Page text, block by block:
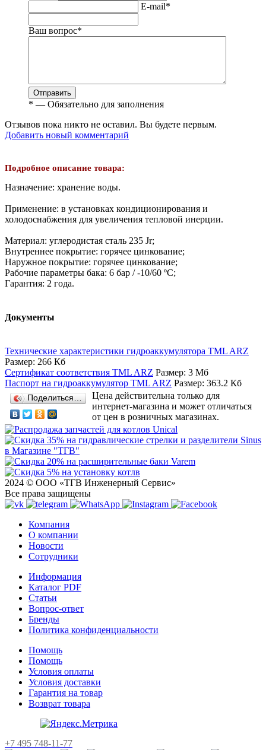
E-mail*
Ваш вопрос*
Отправить
* — Обязательно для заполнения
Отзывов пока никто не оставил. Вы будете первым.
Добавить новый комментарий
Подробное описание товара:
Назначение: хранение воды.
Применение: в установках кондиционирования и
холодоснабжения для увеличения тепловой инерции.
Материал: углеродистая сталь 235 Jr;
Внутреннее покрытие: горячее цинкование;
Наружное покрытие: горячее цинкование;
Рабочие параметры бака: 6 бар / -10/60 ºС;
Гарантия: 2 года.
Документы
Технические характеристики гидроаккумулятора TML ARZ
Размер: 266 Кб
Сертификат соответствия TML ARZ Размер: 3 Мб
Паспорт на гидроаккумулятор TML ARZ Размер: 363.2 Кб
Поделиться…
Цена действительна только для
интернет-магазина и может отличаться
от цен в розничных магазинах.
2024 © ООО «ТГВ Инженерный Сервис»
Все права защищены
Компания
О компании
Новости
Сотрудники
Информация
Каталог PDF
Статьи
Вопрос-ответ
Бренды
Политика конфиденциальности
Помощь
Помощь
Условия оплаты
Условия доставки
Гарантия на товар
Возврат товара
+7 495 748-11-77